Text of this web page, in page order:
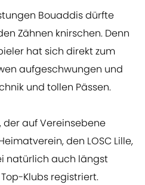
Bouaddis dürfte
Zähnen knirschen. Denn
hat sich direkt zum
aufgeschwungen und
und tollen Pässen.
der auf Vereinsebene
den LOSC Lille,
natürlich auch längst
Klubs registriert.